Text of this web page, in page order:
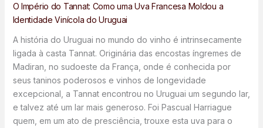
O Império do Tannat: Como uma Uva Francesa Moldou a
Identidade Vinícola do Uruguai
A história do Uruguai no mundo do vinho é intrinsecamente
ligada à casta Tannat. Originária das encostas íngremes de
Madiran, no sudoeste da França, onde é conhecida por
seus taninos poderosos e vinhos de longevidade
excepcional, a Tannat encontrou no Uruguai um segundo lar,
e talvez até um lar mais generoso. Foi Pascual Harriague
quem, em um ato de presciência, trouxe esta uva para o